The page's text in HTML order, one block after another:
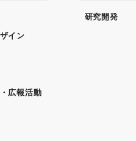
イン
広報活動
研究開発